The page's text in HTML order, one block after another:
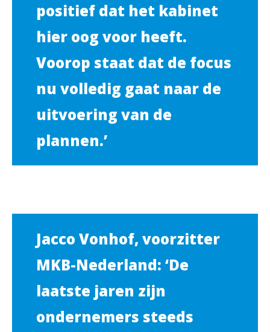
positief dat het kabinet
hier oog voor heeft.
Voorop staat dat de focus
nu volledig gaat naar de
uitvoering van de
plannen.’
Jacco Vonhof, voorzitter
MKB-Nederland: ‘De
laatste jaren zijn
ondernemers steeds